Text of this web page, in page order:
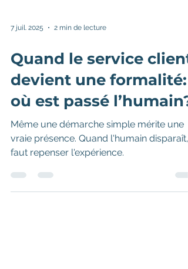
Quand le service client
devient une formalité:
où est passé l’humain?
Même une démarche simple mérite une
vraie présence. Quand l'humain disparaît,
faut repenser l'expérience.